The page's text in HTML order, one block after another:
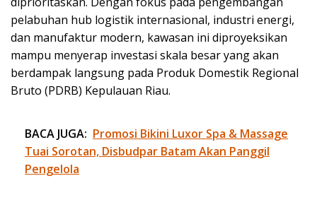
pelabuhan hub logistik internasional, industri energi,
dan manufaktur modern, kawasan ini diproyeksikan
mampu menyerap investasi skala besar yang akan
berdampak langsung pada Produk Domestik Regional
Bruto (PDRB) Kepulauan Riau.
BACA JUGA: Promosi Bikini Luxor Spa & Massage
Tuai Sorotan, Disbudpar Batam Akan Panggil
Pengelola